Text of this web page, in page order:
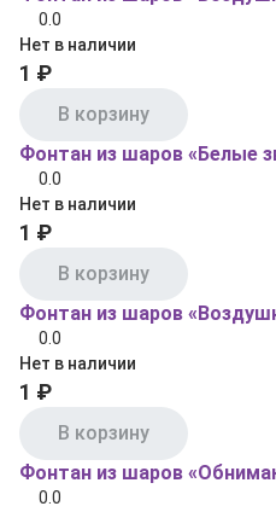
0.0
Нет в наличии
1 ₽
В корзину
Фонтан из шаров «Белые
0.0
Нет в наличии
1 ₽
В корзину
Фонтан из шаров
0.0
Нет в наличии
1 ₽
В корзину
Фонтан из шаров
0.0